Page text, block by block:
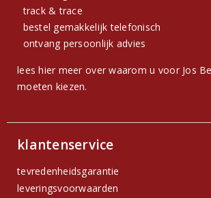
track & trace
bestel gemakkelijk telefonisch
ontvang persoonlijk advies
lees hier meer over waarom u voor Jos
moeten kiezen.
klantenservice
tevredenheidsgarantie
leveringsvoorwaarden